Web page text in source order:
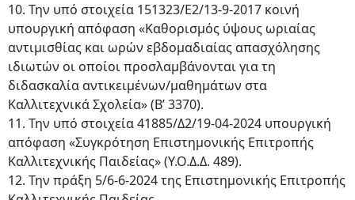
10. Την υπό στοιχεία 151323/Ε2/13-9-2017 κοινή
υπουργική απόφαση «Καθορισμός ύψους ωριαίας
αντιμισθίας και ωρών εβδομαδιαίας απασχόλησης
ιδιωτών οι οποίοι προσλαμβάνονται για τη
διδασκαλία αντικειμένων/μαθημάτων στα
Καλλιτεχνικά Σχολεία» (Β’ 3370).
11. Την υπό στοιχεία 41885/Δ2/19-04-2024 υπουργική
απόφαση «Συγκρότηση Επιστημονικής Επιτροπής
Καλλιτεχνικής Παιδείας» (Υ.Ο.Δ.Δ. 489).
12. Την πράξη 5/6-6-2024 της Επιστημονικής Επιτροπής